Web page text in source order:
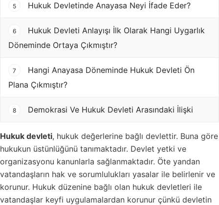
5 Hukuk Devletinde Anayasa Neyi İfade Eder?
6
Hukuk Devleti Anlayışı İlk Olarak Hangi Uygarlık
Döneminde Ortaya Çıkmıştır?
7
Hangi Anayasa Döneminde Hukuk Devleti Ön
Plana Çıkmıştır?
8 Demokrasi Ve Hukuk Devleti Arasındaki İlişki
Hukuk devleti, hukuk değerlerine bağlı devlettir. Buna göre
hukukun üstünlüğünü tanımaktadır. Devlet yetki ve
organizasyonu kanunlarla sağlanmaktadır. Öte yandan
vatandaşların hak ve sorumlulukları yasalar ile belirlenir ve
korunur. Hukuk düzenine bağlı olan hukuk devletleri ile
vatandaşlar keyfi uygulamalardan korunur çünkü devletin